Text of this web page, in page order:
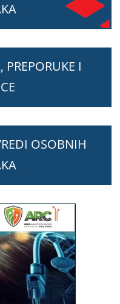
PREPORUKE I
OSOBNIH